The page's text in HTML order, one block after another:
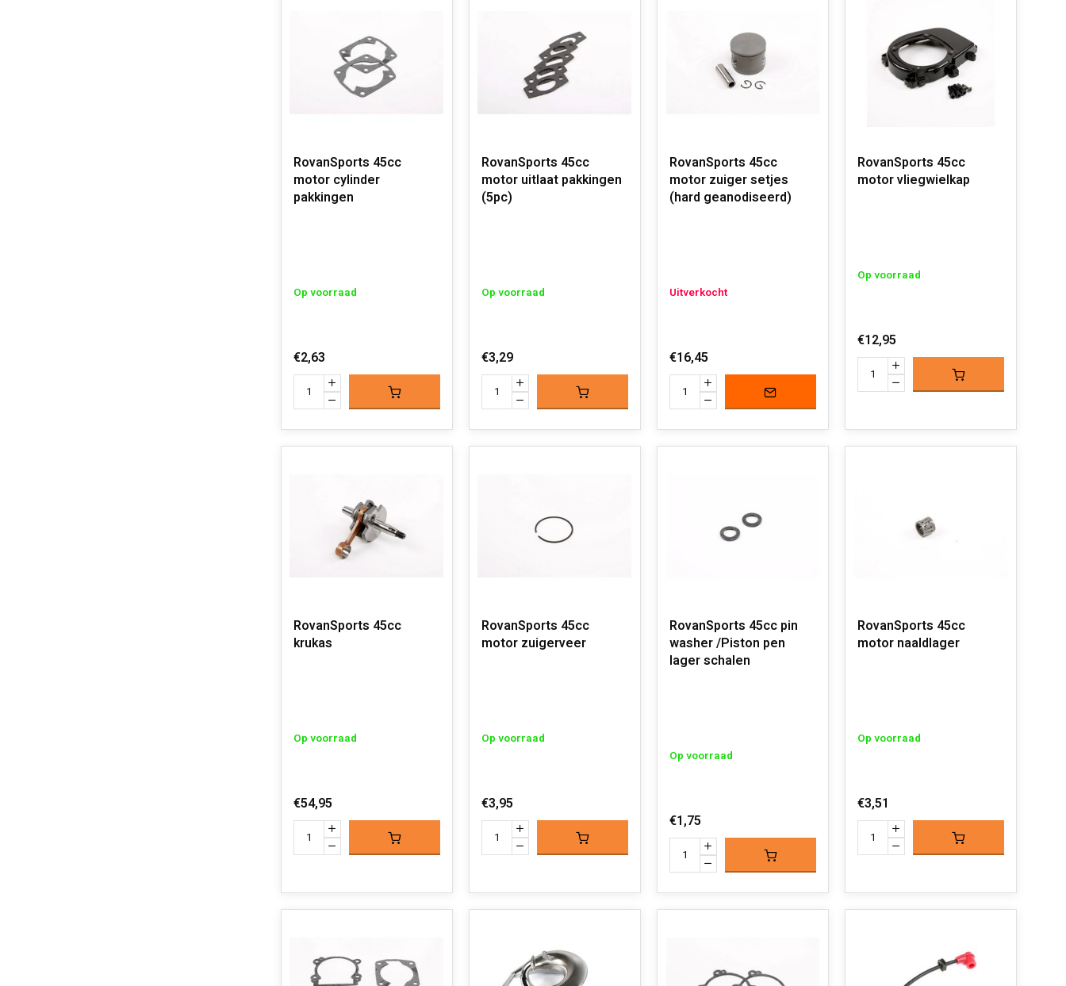
RovanSports 45cc
motor cylinder
pakkingen
Op voorraad
€2,63
RovanSports 45cc
motor uitlaat pakkingen
(5pc)
Op voorraad
€3,29
RovanSports 45cc
motor zuiger setjes
(hard geanodiseerd)
Uitverkocht
€16,45
RovanSports 45cc
motor vliegwielkap
Op voorraad
€12,95
RovanSports 45cc
krukas
Op voorraad
€54,95
RovanSports 45cc
motor zuigerveer
Op voorraad
€3,95
RovanSports 45cc pin
washer /Piston pen
lager schalen
Op voorraad
€1,75
RovanSports 45cc
motor naaldlager
Op voorraad
€3,51